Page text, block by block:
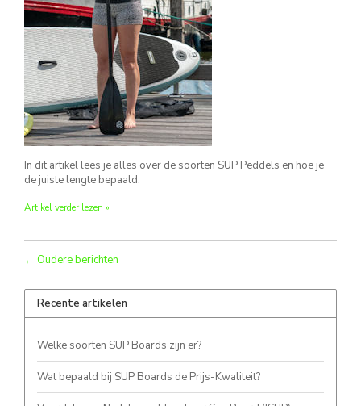
In dit artikel lees je alles over de soorten SUP Peddels en hoe je
de juiste lengte bepaald.
Artikel verder lezen »
← Oudere berichten
Recente artikelen
Welke soorten SUP Boards zijn er?
Wat bepaald bij SUP Boards de Prijs-Kwaliteit?